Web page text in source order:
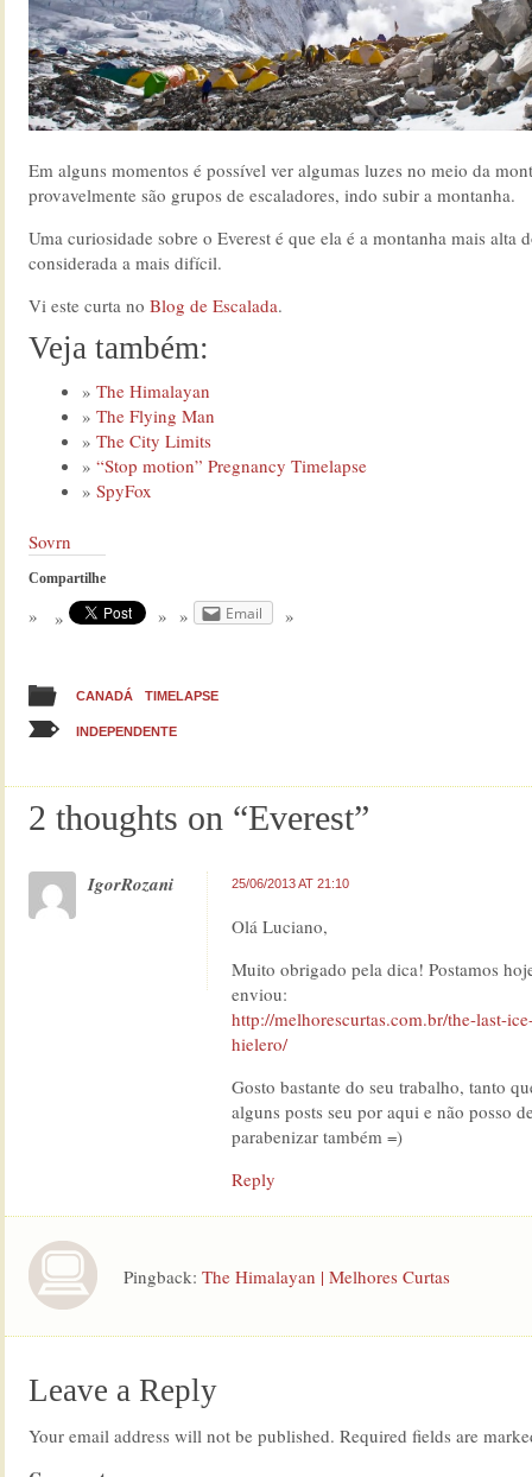
Em alguns momentos é possível ver algumas luzes no meio da
provavelmente são grupos de escaladores, indo subir a montanha.
Uma curiosidade sobre o Everest é que ela é a montanha mais alta
considerada a mais difícil.
Vi este curta no Blog de Escalada.
Veja também:
The Himalayan
The Flying Man
The City Limits
“Stop motion” Pregnancy Timelapse
SpyFox
Sovrn
Compartilhe
Email
CANADÁ TIMELAPSE
INDEPENDENTE
2 thoughts on “Everest”
IgorRozani 25/06/2013 AT 21:10
Olá Luciano,
Muito obrigado pela dica! Postamos
enviou:
http://melhorescurtas.com.br/the-last-
hielero/
Gosto bastante do seu trabalho, tanto
alguns posts seu por aqui e não posso
parabenizar também =)
Reply
Pingback: The Himalayan | Melhores Curtas
Leave a Reply
Your email address will not be published. Required fields are